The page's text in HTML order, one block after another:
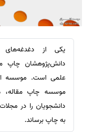
ترجمه عربی به فارسی
مشاهده همه زبان ها
سفارش پارافریز
سفارش فرمت‌بندی
سفارش کاهش کمیت
سفارش معرفی مجله
سفارش معرفی مقاله
سفارش معرفی کتاب
سفارش چکیده مبسوط
یکی از
دانش‌پژوهشان چاپ
علمی است. موسسه
موسسه چاپ مقاله،
دانشجویان را در
به چاپ برساند.